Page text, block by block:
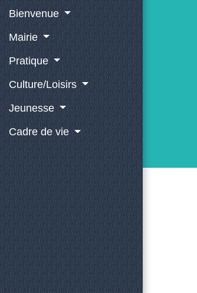
Bienvenue
Mairie
Pratique
Culture/Loisirs
Jeunesse
Cadre de vie